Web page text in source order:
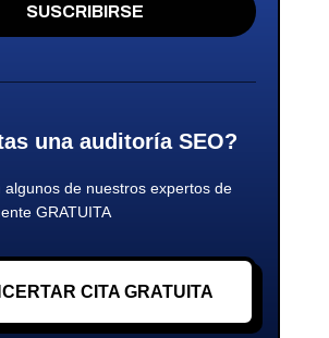
SUSCRIBIRSE
una auditoría SEO?
algunos de nuestros expertos de
GRATUITA
CITA GRATUITA